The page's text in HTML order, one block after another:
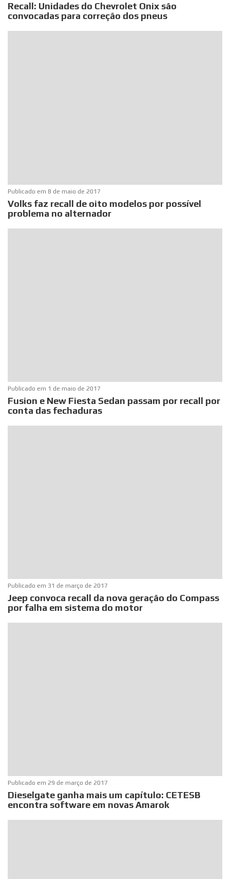
Recall: Unidades do Chevrolet Onix são
convocadas para correção dos pneus
Publicado em 8 de maio de 2017
Volks faz recall de oito modelos por possível
problema no alternador
Publicado em 1 de maio de 2017
Fusion e New Fiesta Sedan passam por recall por
conta das fechaduras
Publicado em 31 de março de 2017
Jeep convoca recall da nova geração do Compass
por falha em sistema do motor
Publicado em 29 de março de 2017
Dieselgate ganha mais um capítulo: CETESB
encontra software em novas Amarok